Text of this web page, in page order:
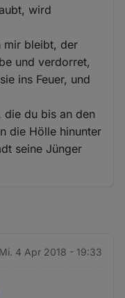
wird
mir bleibt, der
und verdorret,
ins Feuer, und
die du bis an den
die Hölle hinunter
seine Jünger
Mi. 4 Apr 2018 - 19:33